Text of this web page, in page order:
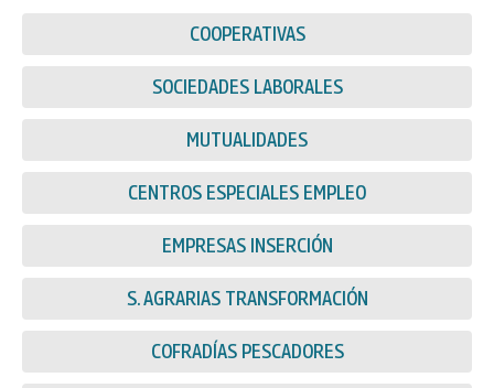
COOPERATIVAS
SOCIEDADES LABORALES
MUTUALIDADES
CENTROS ESPECIALES EMPLEO
EMPRESAS INSERCIÓN
S. AGRARIAS TRANSFORMACIÓN
COFRADÍAS PESCADORES